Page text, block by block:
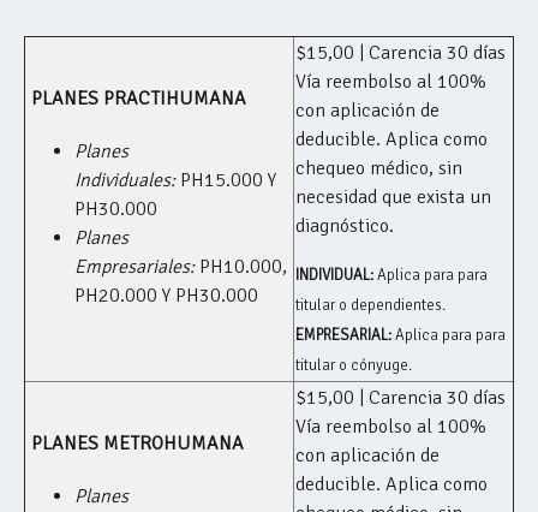
PLANES PRACTIHUMANA
Planes
Individuales: PH15.000 Y
PH30.000
Planes
Empresariales: PH10.000,
PH20.000 Y PH30.000
$15,00 | Carencia 30 días
Vía reembolso al 100%
con aplicación de
deducible. Aplica como
chequeo médico, sin
necesidad que exista un
diagnóstico.
INDIVIDUAL:Aplica para para
titular o dependientes.
EMPRESARIAL:Aplica para para
titular o cónyuge.
PLANES METROHUMANA
Planes
$15,00 | Carencia 30 días
Vía reembolso al 100%
con aplicación de
deducible. Aplica como